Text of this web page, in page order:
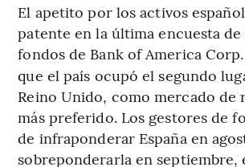
El apetito por los activos
patente en la última encuesta
fondos de Bank of America
que el país ocupó el segundo
Reino Unido, como mercado de
más preferido. Los gestores de
de infraponderar España en
sobreponderarla en septiembre,